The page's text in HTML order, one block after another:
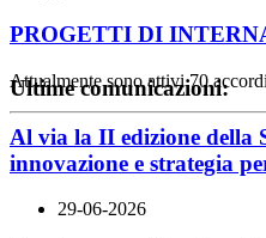
PROGETTI DI
Attualmente sono attivi 70
Ultime comunicazioni:
Al via la II edizione della
innovazione e strategia
29-06-2026